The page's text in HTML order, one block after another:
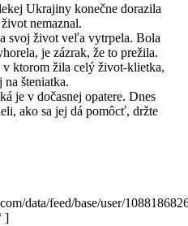
Ukrajiny konečne dorazila
nemaznal.
svoj život veľa vytrpela. Bola
je zázrak, že to prežila.
ktorom žila celý život-klietka,
šteniatka.
je v dočasnej opatere. Dnes
ako sa jej dá pomôcť, držte
data/feed/base/user/
]